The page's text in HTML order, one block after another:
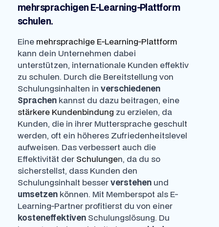
mehrsprachigen E-Learning-Plattform
schulen.
Eine mehrsprachige E-Learning-Plattform
kann dein Unternehmen dabei
unterstützen, internationale Kunden effektiv
zu schulen. Durch die Bereitstellung von
Schulungsinhalten in verschiedenen
Sprachen kannst du dazu beitragen, eine
stärkere Kundenbindung zu erzielen, da
Kunden, die in ihrer Muttersprache geschult
werden, oft ein höheres Zufriedenheitslevel
aufweisen. Das verbessert auch die
Effektivität der Schulungen, da du so
sicherstellst, dass Kunden den
Schulungsinhalt besserverstehen und
umsetzen können. Mit Memberspot als E-
Learning-Partner profitierst du von einer
kosteneffektiven Schulungslösung. Du